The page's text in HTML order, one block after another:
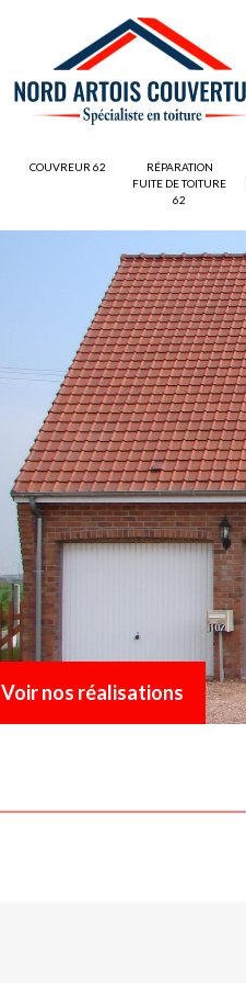
COUVREUR 62
RÉPARATION
FUITE DE TOITURE
62
Voir nos réalisations